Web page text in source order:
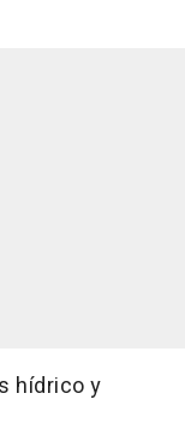
hídrico y